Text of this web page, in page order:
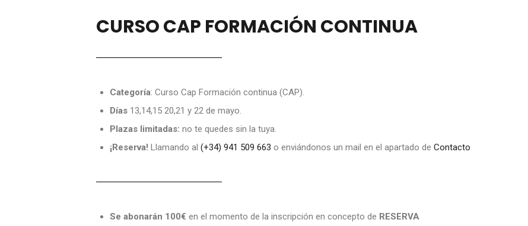
CURSO CAP FORMACIÓN CONTINUA
Categoría: Curso Cap Formación continua (CAP).
Días13,14,15 20,21 y 22 de mayo.
Plazas limitadas: no te quedes sin la tuya.
¡Reserva! Llamando al (+34) 941 509 663 o enviándonos un mail en el apartado de Contacto
Se abonarán 100€ en el momento de la inscripción en concepto de RESERVA